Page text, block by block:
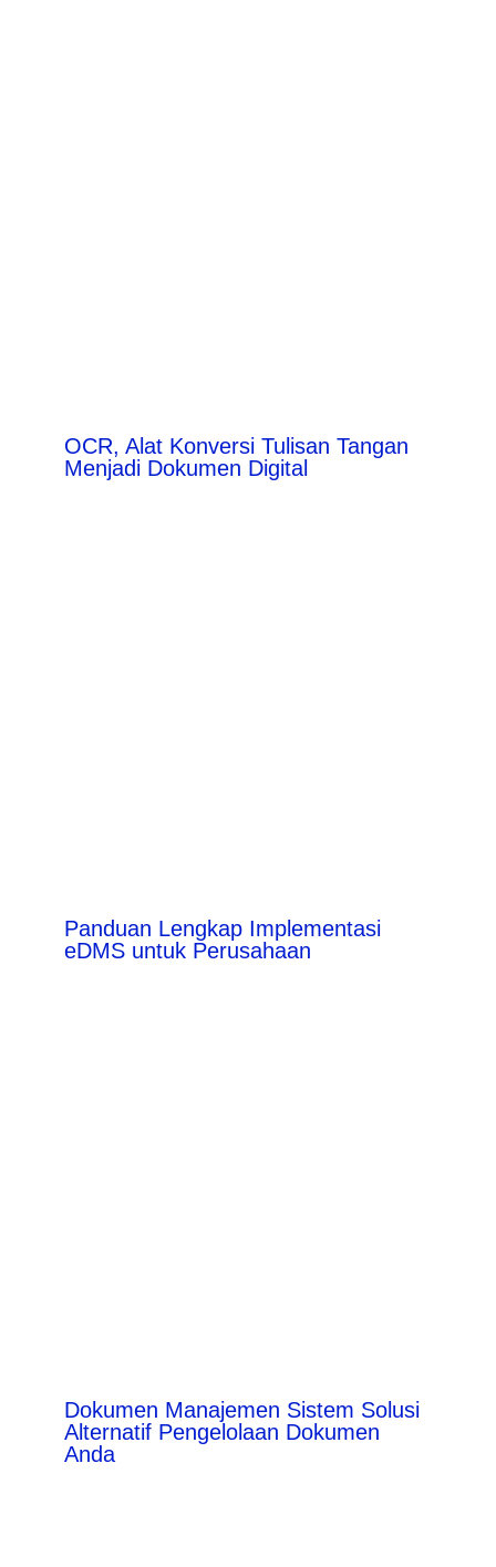
OCR, Alat Konversi Tulisan Tangan
Menjadi Dokumen Digital
Panduan Lengkap Implementasi
eDMS untuk Perusahaan
Dokumen Manajemen Sistem Solusi
Alternatif Pengelolaan Dokumen
Anda